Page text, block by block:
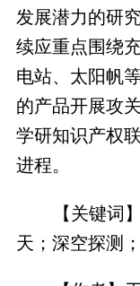
发展潜力的研
续应重点围绕
电站、太阳帆
的产品开展攻
学研知识产权
进程。
【关键词
天；深空探测